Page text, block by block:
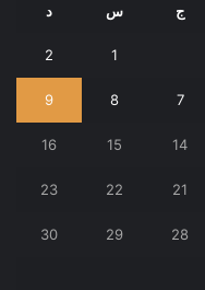
ج س د
1
2
7
8
9
14
15
16
21
22
23
28
29
30